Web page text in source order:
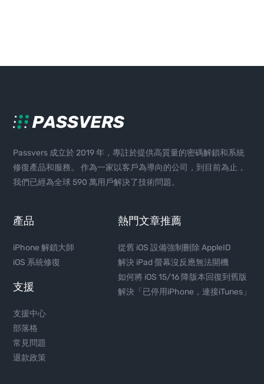
Passvers 成立於 2019 年，專註於提供高質量的密碼解鎖和系統
修復產品和服務。 作為一家以客戶為導向的公司，到目前為止，
我們已經為全球 590 萬用戶解決了技術問題。
產品
iPhone 解鎖大師
iOS 系統修復
支援
支援中心
部落格
常見問題
退款政策
熱門文章推薦
從舊 iOS 設備強制刪除 AppleID
解決 iPad 螢幕沒反應無法開機
如何將 iOS 15/16 降版本回復到舊版
解決「已停用iPhone，連接iTunes」